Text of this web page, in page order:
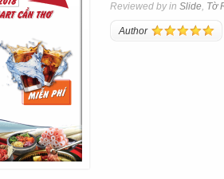
Reviewed by in Slide, Tờ
Author